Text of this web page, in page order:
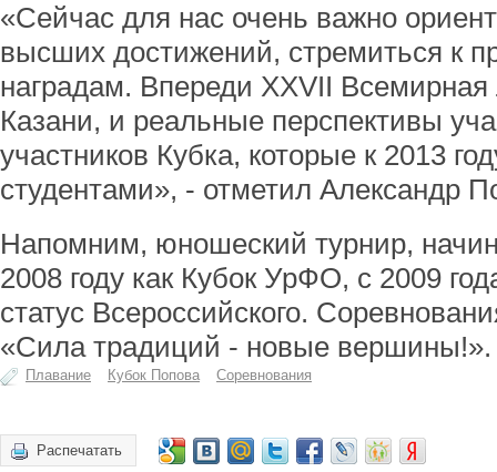
«Сейчас для нас очень важно
высших достижений, стремиться к
наградам. Впереди XXVII
Казани, и реальные перспективы
участников Кубка, которые к 2013
студентами», - отметил Александр
Напомним, юношеский турнир,
2008 году как Кубок УрФО, с 2009
статус Всероссийского.
«Сила традиций - новые вершины!».
Плавание Кубок Попова Соревнования
Распечатать